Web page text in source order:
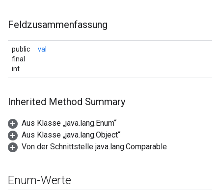
Feldzusammenfassung
public
final
int
val
Inherited Method Summary
Aus Klasse „java.lang.Enum“
Aus Klasse „java.lang.Object“
Von der Schnittstelle java.lang.Comparable
Enum-Werte